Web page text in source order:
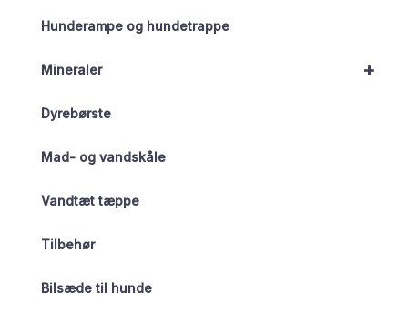
Hunderampe og hundetrappe
+
Mineraler
Dyrebørste
Mad- og vandskåle
Vandtæt tæppe
Tilbehør
Bilsæde til hunde